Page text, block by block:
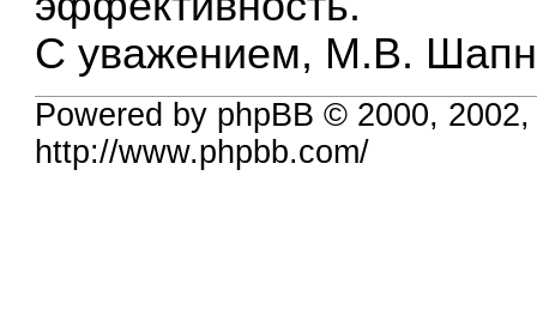
С уважением, М.В.
Powered by phpBB © 2000,
http://www.phpbb.com/